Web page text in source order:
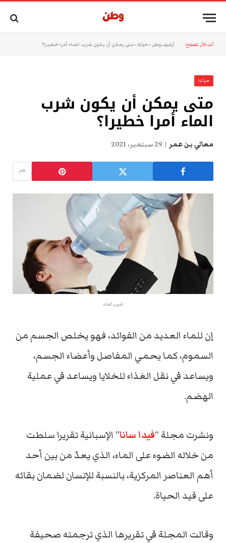
أنت الآن تتصفح: أرشيف وطن »حياتنا »متى يمكن أن يكون شرب الماء أمرا خطيرا؟
حياتنا
متى يمكن أن يكون شرب
الماء أمرا خطيرا؟
معالي بن عمر 29 سبتمبر، 2021
شرب الماء
إن للماء العديد من الفوائد، فهو يخلص الجسم من
السموم، كما يحمي المفاصل وأعضاء الجسم،
ويساعد في نقل الغذاء للخلايا ويساعد في عملية
الهضم.
ونشرت مجلة “فيدا سانا” الإسبانية تقريرا سلطت
من خلاله الضوء على الماء، الذي يعدّ من بين أحد
أهم العناصر المركزية، بالنسبة للإنسان لضمان بقائه
على قيد الحياة.
وقالت المجلة في تقريرها الذي ترجمته صحيفة